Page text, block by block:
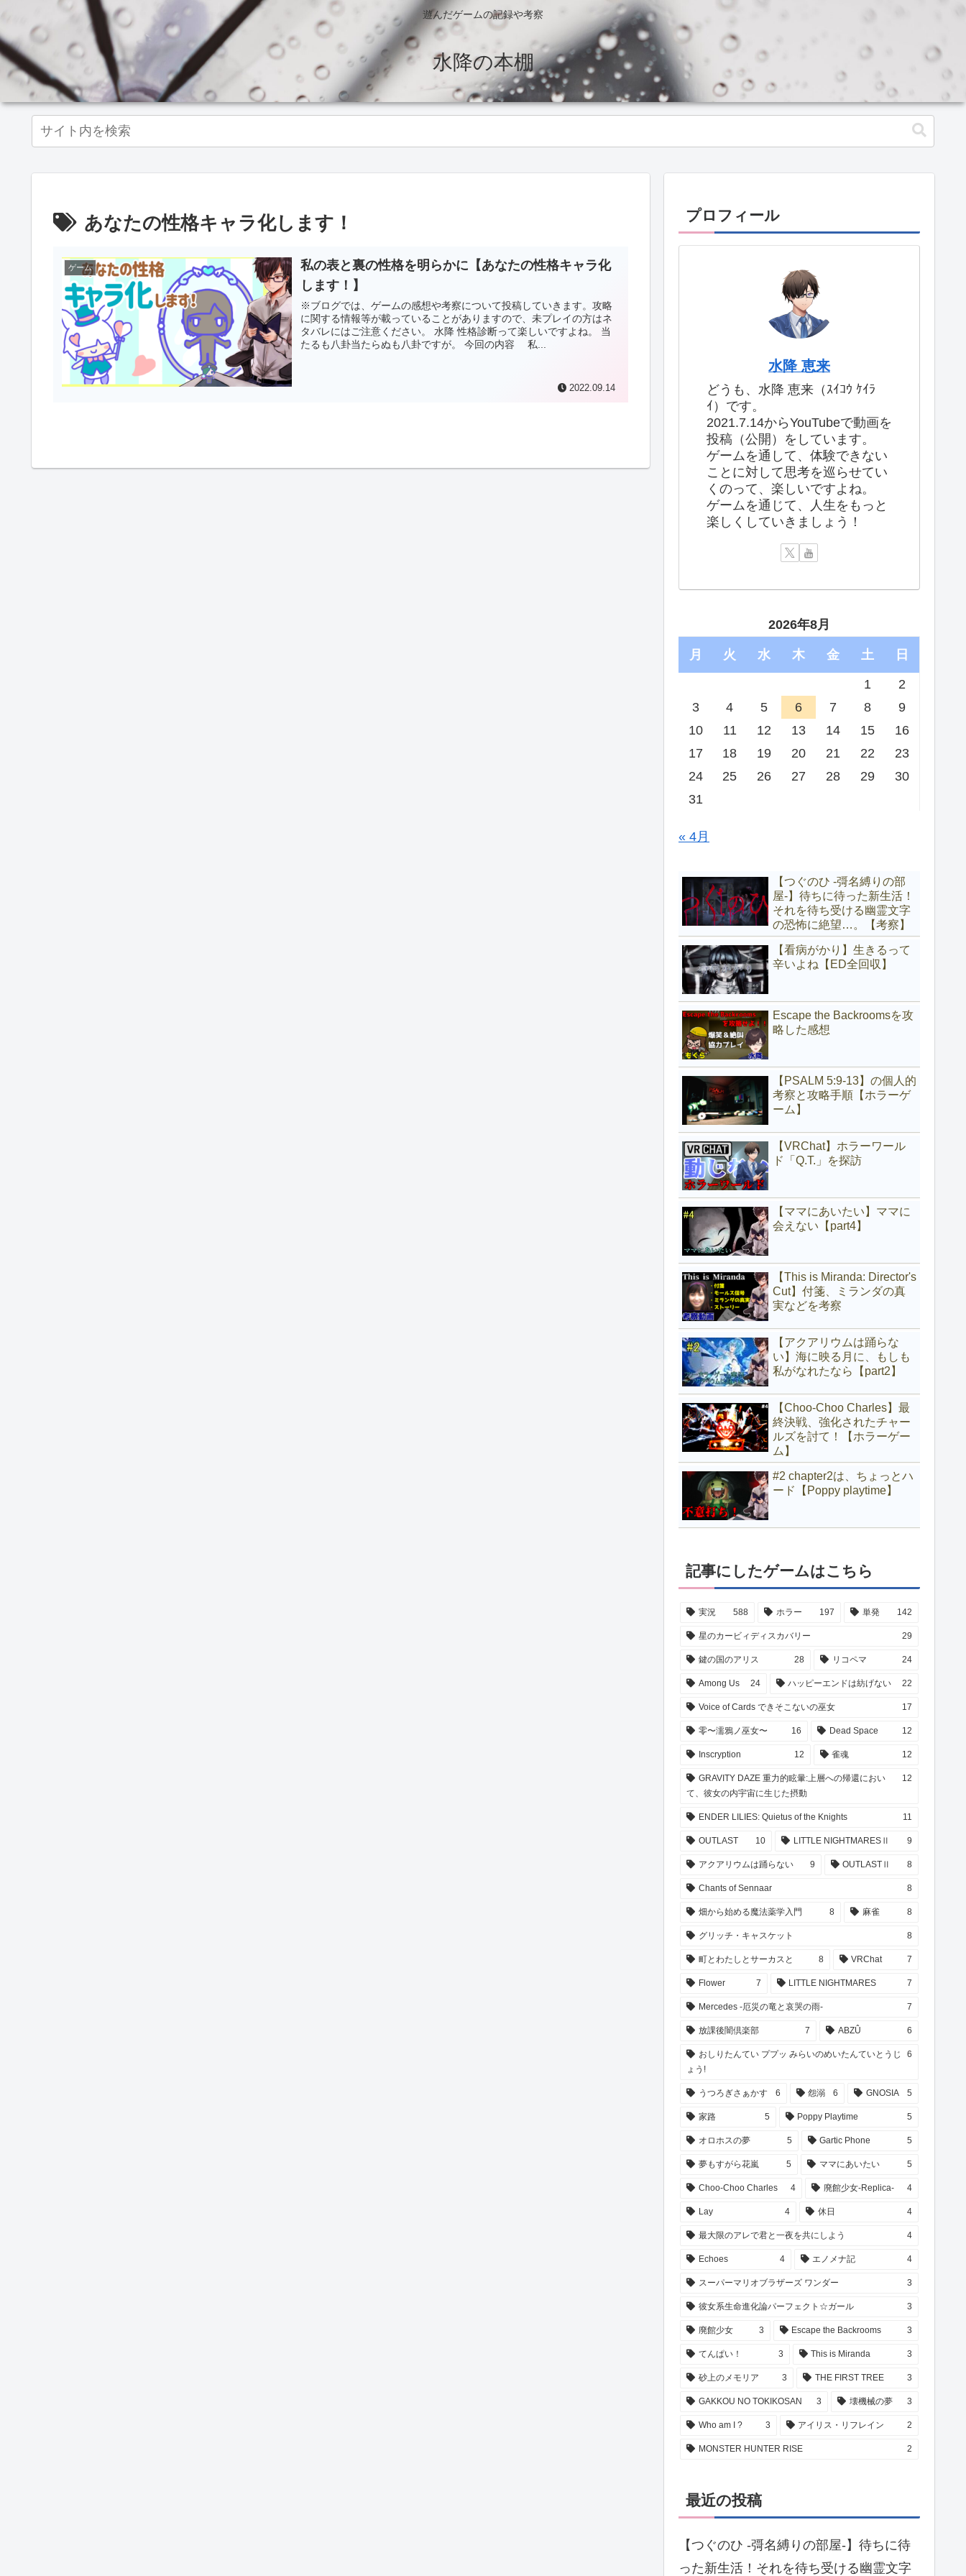
遊んだゲームの記録や考察
水降の本棚
あなたの性格キャラ化します！
ゲーム
私の表と裏の性格を明らかに【あなたの性格キャラ化
します！】
※ブログでは、ゲームの感想や考察について投稿していきます。攻略
に関する情報等が載っていることがありますので、未プレイの方はネ
タバレにはご注意ください。 水降 性格診断って楽しいですよね。 当
たるも八卦当たらぬも八卦ですが。 今回の内容 私...
2022.09.14
プロフィール
水降 恵来
どうも、水降 恵来（ｽｲｺｳ ｹｲﾗ
ｲ）です。
2021.7.14からYouTubeで動画を
投稿（公開）をしています。
ゲームを通して、体験できない
ことに対して思考を巡らせてい
くのって、楽しいですよね。
ゲームを通じて、人生をもっと
楽しくしていきましょう！
2026年8月
月 火 水 木 金 土 日
1
2
3
4 5 6 7 8
9
10
11 12 13 14 15
16
17
18 19 20 21 22
23
24
25 26 27 28 29
30
31
« 4月
【つぐのひ -彁名縛りの部
屋-】待ちに待った新生活！
それを待ち受ける幽霊文字
の恐怖に絶望…。【考察】
【看病がかり】生きるって
辛いよね【ED全回収】
Escape the Backroomsを攻
略した感想
【PSALM 5:9-13】の個人的
考察と攻略手順【ホラーゲ
ーム】
【VRChat】ホラーワール
ド「Q.T.」を探訪
【ママにあいたい】ママに
会えない【part4】
【This is Miranda: Director's
Cut】付箋、ミランダの真
実などを考察
【アクアリウムは踊らな
い】海に映る月に、もしも
私がなれたなら【part2】
【Choo-Choo Charles】最
終決戦、強化されたチャー
ルズを討て！【ホラーゲー
ム】
#2 chapter2は、ちょっとハ
ード【Poppy playtime】
記事にしたゲームはこちら
実況 588 ホラー 197 単発 142
星のカービィディスカバリー 29
鍵の国のアリス 28 リコペマ 24
Among Us 24 ハッピーエンドは紡げない 22
Voice of Cards できそこないの巫女 17
零〜濡鴉ノ巫女〜 16 Dead Space 12
Inscryption 12 雀魂 12
GRAVITY DAZE 重力的眩暈:上層への帰還におい
て、彼女の内宇宙に生じた摂動
12
ENDER LILIES: Quietus of the Knights 11
OUTLAST 10 LITTLE NIGHTMARESⅡ 9
アクアリウムは踊らない 9 OUTLASTⅡ 8
Chants of Sennaar 8
畑から始める魔法薬学入門 8 麻雀 8
グリッチ・キャスケット 8
町とわたしとサーカスと 8 VRChat 7
Flower 7 LITTLE NIGHTMARES 7
Mercedes -厄災の竜と哀哭の雨- 7
放課後闇倶楽部 7 ABZÛ 6
おしりたんてい ププッ みらいのめいたんていとうじ
ょう!
6
うつろぎさぁかす 6 怨溺 6 GNOSIA 5
家路 5 Poppy Playtime 5
オロホスの夢 5 Gartic Phone 5
夢もすがら花嵐 5 ママにあいたい 5
Choo-Choo Charles 4 廃館少女-Replica- 4
Lay 4 休日 4
最大限のアレで君と一夜を共にしよう 4
Echoes 4 エノメナ記 4
スーパーマリオブラザーズ ワンダー 3
彼女系生命進化論パーフェクト☆ガール 3
廃館少女 3 Escape the Backrooms 3
てんぱい！ 3 This is Miranda 3
砂上のメモリア 3 THE FIRST TREE 3
GAKKOU NO TOKIKOSAN 3 壊機械の夢 3
Who am I ? 3 アイリス・リフレイン 2
MONSTER HUNTER RISE 2
最近の投稿
【つぐのひ -彁名縛りの部屋-】待ちに待
った新生活！それを待ち受ける幽霊文字